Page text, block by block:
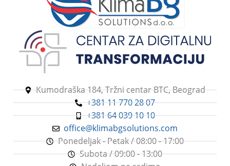
Kumodraška 184, Tržni centar BTC, Beograd
+381 11 770 28 07
+381 64 039 10 10
office@klimabgsolutions.com
Ponedeljak - Petak / 08:00 - 17:00
Subota / 09:00 - 13:00